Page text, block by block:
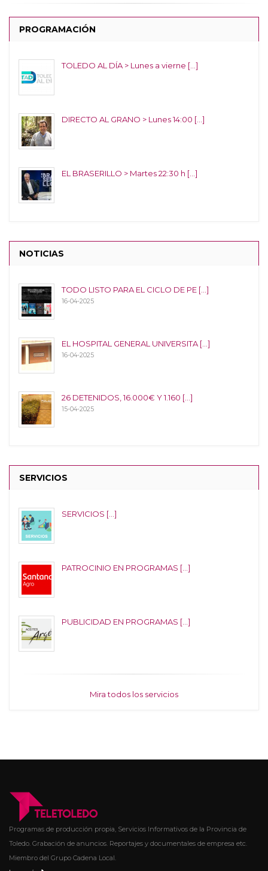
PROGRAMACIÓN
TOLEDO AL DÍA > Lunes a vierne [...]
DIRECTO AL GRANO > Lunes 14:00 [...]
EL BRASERILLO > Martes 22:30 h [...]
NOTICIAS
TODO LISTO PARA EL CICLO DE PE [...]
16-04-2025
EL HOSPITAL GENERAL UNIVERSITA [...]
16-04-2025
26 DETENIDOS, 16.000€ Y 1.160 [...]
15-04-2025
SERVICIOS
SERVICIOS [...]
PATROCINIO EN PROGRAMAS [...]
PUBLICIDAD EN PROGRAMAS [...]
Mira todos los servicios
Programas de producción propia, Servicios Informativos de la Provincia de
Toledo. Grabación de anuncios. Reportajes y documentales de empresa etc.
Miembro del Grupo Cadena Local.